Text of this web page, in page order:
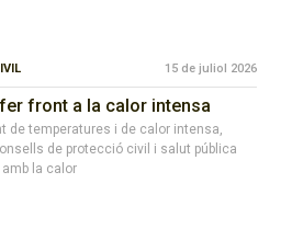
15 de juliol 2026
front a la calor intensa
de temperatures i de calor intensa,
de protecció civil i salut pública
la calor